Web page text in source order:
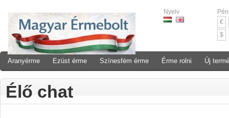
Nyelv
€
$
Aranyérme Ezüst érme Színesfém érme Érme rolni Új
Élő chat